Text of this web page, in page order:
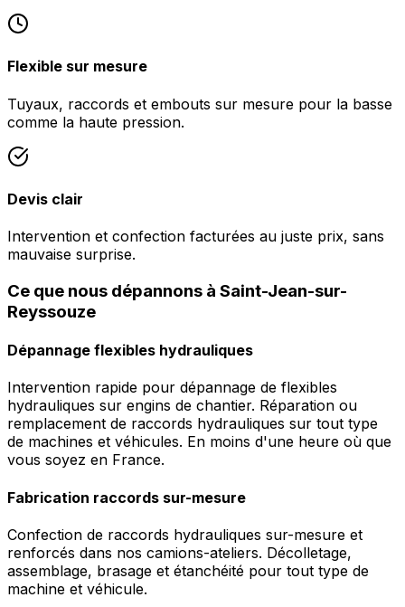
Flexible sur mesure
Tuyaux, raccords et embouts sur mesure pour la basse
comme la haute pression.
Devis clair
Intervention et confection facturées au juste prix, sans
mauvaise surprise.
Ce que nous dépannons à Saint-Jean-sur-
Reyssouze
Dépannage flexibles hydrauliques
Intervention rapide pour dépannage de flexibles
hydrauliques sur engins de chantier. Réparation ou
remplacement de raccords hydrauliques sur tout type
de machines et véhicules. En moins d'une heure où que
vous soyez en France.
Fabrication raccords sur-mesure
Confection de raccords hydrauliques sur-mesure et
renforcés dans nos camions-ateliers. Décolletage,
assemblage, brasage et étanchéité pour tout type de
machine et véhicule.